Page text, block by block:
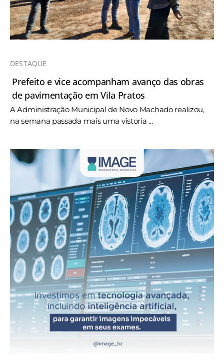
DESTAQUE
Prefeito e vice acompanham avanço das obras
de pavimentação em Vila Pratos
A Administração Municipal de Novo Machado realizou,
na semana passada mais uma vistoria ...